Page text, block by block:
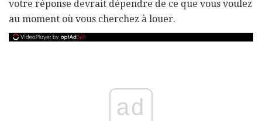
votre réponse devrait dépendre de ce que vous voulez
au moment où vous cherchez à louer.
ad